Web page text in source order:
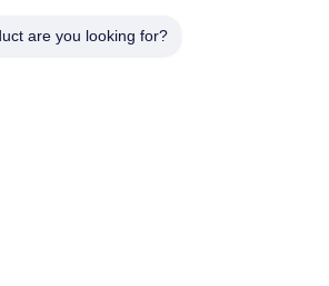
are you looking for?